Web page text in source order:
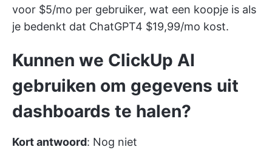
voor $5/mo per gebruiker, wat een koopje is als
je bedenkt dat ChatGPT4 $19,99/mo kost.
Kunnen we ClickUp AI
gebruiken om gegevens uit
dashboards te halen?
Kort antwoord: Nog niet